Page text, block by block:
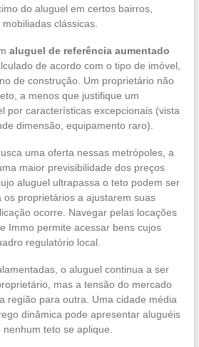
do aluguel em certos bairros,
clássicas.
aluguel de referência aumentado
de acordo com o tipo de imóvel,
de construção. Um proprietário não
a menos que justifique um
por características excepcionais (vista
dimensão, equipamento raro).
uma oferta nessas metrópoles, a
maior previsibilidade dos preços
aluguel ultrapassa o teto podem ser
os proprietários a ajustarem suas
ocorre. Navegar pelas locações
Immo permite acessar bens cujos
regulatório local.
o aluguel continua a ser
mas a tensão do mercado
região para outra. Uma cidade média
dinâmica pode apresentar aluguéis
teto se aplique.